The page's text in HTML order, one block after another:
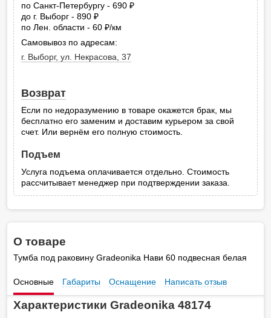
по Санкт-Петербургу - 690
до г. Выборг - 890
по Лен. области - 60
руб.
/км
Самовывоз по адресам:
г. Выборг, ул. Некрасова, 37
Возврат
Если по недоразумению в товаре окажется брак, мы
бесплатно его заменим и доставим курьером за свой
счет. Или вернём его полную стоимость.
Подъем
Услуга подъема оплачивается отдельно. Стоимость
рассчитывает менеджер при подтверждении заказа.
О товаре
Тумба под раковину Gradeonika Нави 60 подвесная белая
Основные Габариты Оснащение Написать отзыв
Характеристики Gradeonika 48174